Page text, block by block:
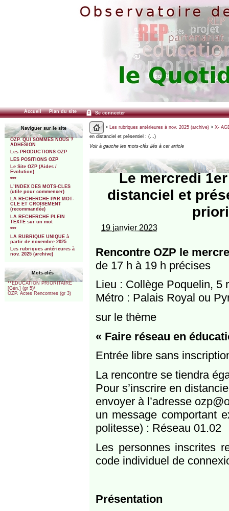
Accueil Plan du site Se connecter
Naviguer sur le site
OZP. QUI SOMMES NOUS ?
ADHESION
Les PRODUCTIONS OZP
LES POSITIONS OZP
Le Site OZP (Aides /
Evolution)
***
L’INDEX DES MOTS-CLES
(utile pour commencer)
LA RECHERCHE PAR MOT-
CLE ET CROISEMENT
(recommandée)
LA RECHERCHE PLEIN
TEXTE sur un mot
***
LA RUBRIQUE UNIQUE à
partir de novembre 2025
Les rubriques antérieures à
nov. 2025 (archive)
Mots-clés
**EDUCATION PRIORITAIRE
[Gén.] (gr 5)/
OZP. Actes Rencontres (gr 3)
> Les rubriques antérieures à nov. 2025 (archive)> X-
en distanciel et présentiel : (…)
Voir à gauche les mots-clés liés à cet article
Le mercredi
distanciel et
19 janvier 2023
Rencontre OZP le
de 17 h à 19 h précises
Lieu : Collège Poquelin, 5
Métro : Palais Royal ou
sur le thème
« Faire réseau en
Entrée libre sans
La rencontre se tiendra
Pour s’inscrire en
envoyer à l’adresse
un message comportant
politesse) : Réseau 01.02
Les personnes inscrites
code individuel de
Présentation